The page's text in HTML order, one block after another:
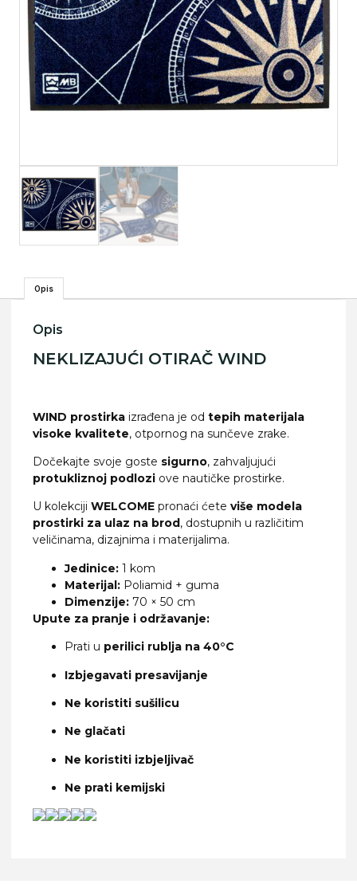
Opis
Opis
NEKLIZAJUĆI OTIRAČ WIND
WIND prostirka izrađena je od tepih materijala
visoke kvalitete, otpornog na sunčeve zrake.
Dočekajte svoje goste sigurno, zahvaljujući
protukliznoj podlozi ove nautičke prostirke.
U kolekciji WELCOME pronaći ćete više modela
prostirki za ulaz na brod , dostupnih u različitim
veličinama, dizajnima i materijalima.
Jedinice: 1 kom
Materijal: Poliamid + guma
Dimenzije: 70 × 50 cm
Upute za pranje i održavanje:
Prati u perilici rublja na 40°C
Izbjegavati presavijanje
Ne koristiti sušilicu
Ne glačati
Ne koristiti izbjeljivač
Ne prati kemijski